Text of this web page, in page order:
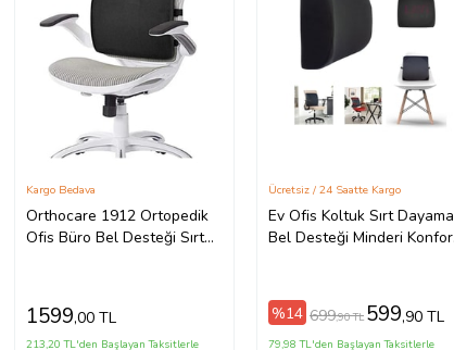
Orthocare 1912 Ortopedik
Ofis Büro Bel Desteği Sırt
Kargo Bedava
1599,00 TL
213,20 TL'den Başlayan Taksitlerle
Ev Ofis Koltuk Sırt Dayama
Bel Desteği Minderi Konfor
Ücretsiz / 24 Saatte Kargo
%14 699,90 TL 599,90 TL
79,98 TL'den Başlayan Taksitlerle